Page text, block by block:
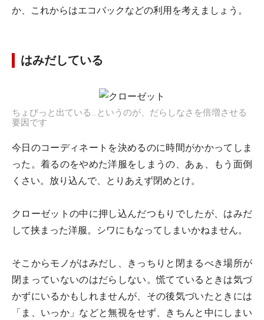
か、これからはエコバックなどの利用を考えましょう。
はみだしている
ちょびっと出ている…というのが、だらしなさを倍増させる
要因です
今日のコーディネートを決めるのに時間がかかってしま
った。着るのをやめた洋服をしまうの、あぁ、もう面倒
くさい。放り込んで、とりあえず閉めとけ。
クローゼットの中に押し込んだつもりでしたが、はみだ
して挟まった洋服。シワにもなってしまいかねません。
そこからモノがはみだし、きっちりと閉まるべき場所が
閉まっていないのはだらしない。慌てているときは気づ
かずにいるかもしれませんが、その後気づいたときには
「ま、いっか」などと無視をせず、きちんと中にしまい